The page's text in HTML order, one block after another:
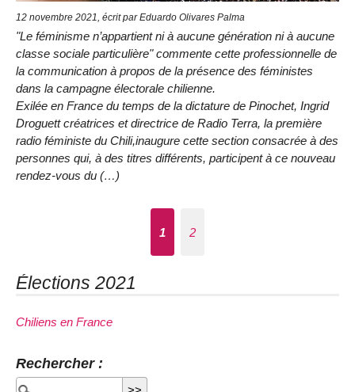
12 novembre 2021, écrit par Eduardo Olivares Palma
"Le féminisme n’appartient ni à aucune génération ni à aucune
classe sociale particulière" commente cette professionnelle de
la communication à propos de la présence des féministes
dans la campagne électorale chilienne.
Exilée en France du temps de la dictature de Pinochet, Ingrid
Droguett créatrices et directrice de Radio Terra, la première
radio féministe du Chili,inaugure cette section consacrée à des
personnes qui, à des titres différents, participent à ce nouveau
rendez-vous du (…)
1 2
Élections 2021
Chiliens en France
Rechercher :